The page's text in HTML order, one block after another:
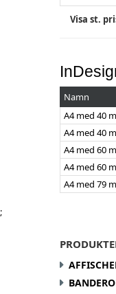
Visa st.
Namn
A4 med 40
A4 med 40
A4 med 60
A4 med 60
A4 med 79
;